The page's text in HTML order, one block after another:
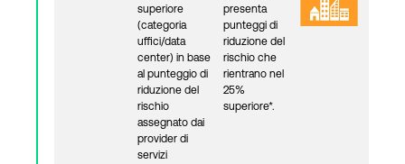
superiore
(categoria
uffici/data
center) in base
al punteggio di
riduzione del
rischio
assegnato dai
provider di
servizi
presenta
punteggi di
riduzione del
rischio che
rientrano nel
25%
superiore*.